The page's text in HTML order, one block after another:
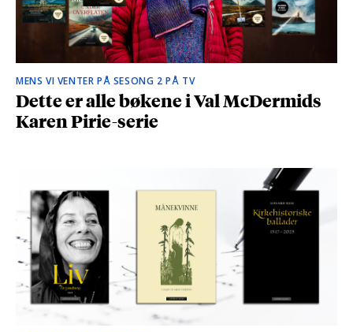
MENS VI VENTER PÅ SESONG 2 PÅ TV
Dette er alle bøkene i Val McDermids
Karen Pirie-serie